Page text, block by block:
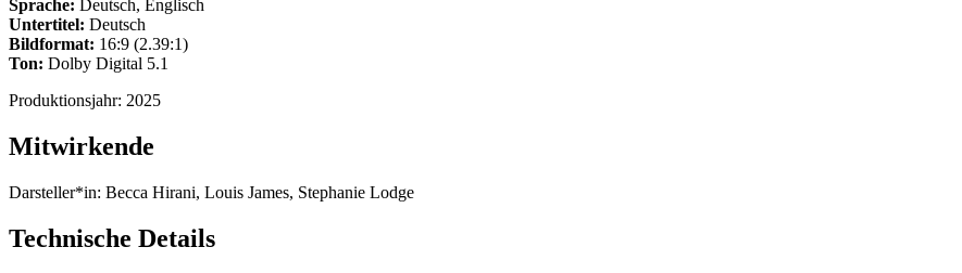
Sprache: Deutsch, Englisch
Untertitel: Deutsch
Bildformat: 16:9 (2.39:1)
Ton: Dolby Digital 5.1
Produktionsjahr: 2025
Mitwirkende
Darsteller*in: Becca Hirani, Louis James, Stephanie Lodge
Technische Details